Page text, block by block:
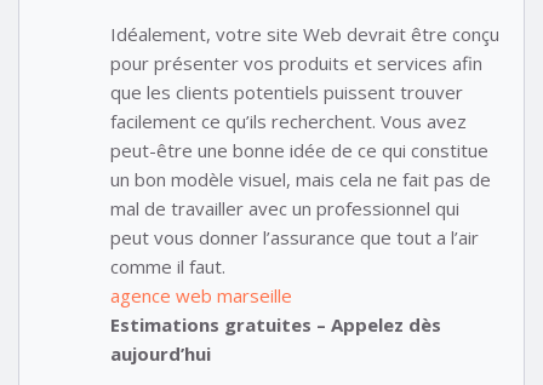
Idéalement, votre site Web devrait être conçu
pour présenter vos produits et services afin
que les clients potentiels puissent trouver
facilement ce qu’ils recherchent. Vous avez
peut-être une bonne idée de ce qui constitue
un bon modèle visuel, mais cela ne fait pas de
mal de travailler avec un professionnel qui
peut vous donner l’assurance que tout a l’air
comme il faut.
agence web marseille
Estimations gratuites – Appelez dès
aujourd’hui